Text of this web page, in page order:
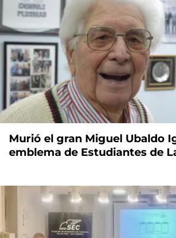
Murió el gran Miguel Ubaldo
emblema de Estudiantes de